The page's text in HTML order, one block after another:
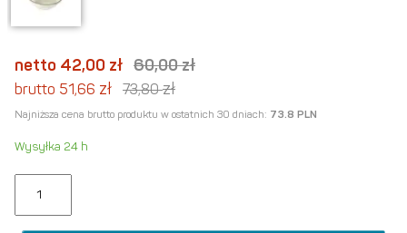
netto 42,00 zł 60,00zł
brutto 51,66 zł 73,80zł
Najniższa cena brutto produktu w ostatnich 30 dniach: 73.8 PLN
Wysyłka 24 h